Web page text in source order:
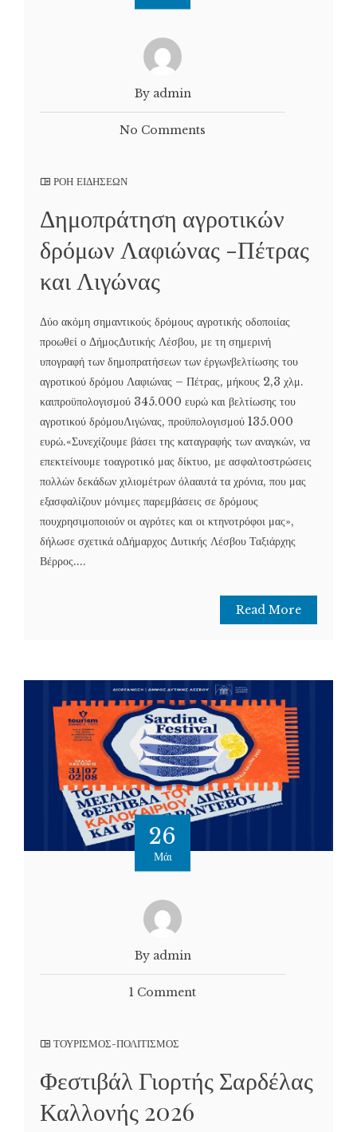
By admin
No Comments
ΡΟΗ ΕΙΔΗΣΕΩΝ
Δημοπράτηση αγροτικών
δρόμων Λαφιώνας -Πέτρας
και Λιγώνας
Δύο ακόμη σημαντικούς δρόμους αγροτικής οδοποιίας
προωθεί ο ΔήμοςΔυτικής Λέσβου, με τη σημερινή
υπογραφή των δημοπρατήσεων των έργωνβελτίωσης του
αγροτικού δρόμου Λαφιώνας – Πέτρας, μήκους 2,3 χλμ.
καιπροϋπολογισμού 345.000 ευρώ και βελτίωσης του
αγροτικού δρόμουΛιγώνας, προϋπολογισμού 135.000
ευρώ.«Συνεχίζουμε βάσει της καταγραφής των αναγκών, να
επεκτείνουμε τοαγροτικό μας δίκτυο, με ασφαλτοστρώσεις
πολλών δεκάδων χιλιομέτρων όλααυτά τα χρόνια, που μας
εξασφαλίζουν μόνιμες παρεμβάσεις σε δρόμους
πουχρησιμοποιούν οι αγρότες και οι κτηνοτρόφοι μας»,
δήλωσε σχετικά οΔήμαρχος Δυτικής Λέσβου Ταξιάρχης
Βέρρος....
Read More
26
Μάι
By admin
1 Comment
ΤΟΥΡΙΣΜΟΣ-ΠΟΛΙΤΙΣΜΟΣ
Φεστιβάλ Γιορτής Σαρδέλας
Καλλονής 2026